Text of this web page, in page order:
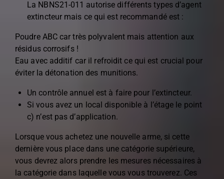
La NBNS21-011 autorise différents types d’agent
extincteur mais ce qui est recommandé est :
Poudre ABC car très polyvalent mais attention aux
résidus corrosifs !
Eau avec additif car il refroidit ce qui est crucial pour
éviter la détonation des munitions.
Un contrôle annuel est à faire pour l’extincteur.
Si vous avez un local disponible à l’étage le point
c) n’est pas d’application.
Lorsque vous achetez une nouvelle arme, si cette
dernière vous place dans une catégorie supérieure,
vous devrez alors prendre les mesures nécessaires à
la catégorie dans laquelle vous vous trouverez. Ces